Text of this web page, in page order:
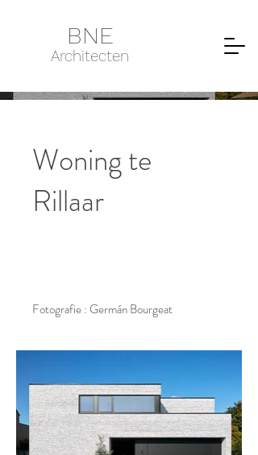
BNE
Architecten
Woning te
Rillaar
Fotografie : Germán Bourgeat